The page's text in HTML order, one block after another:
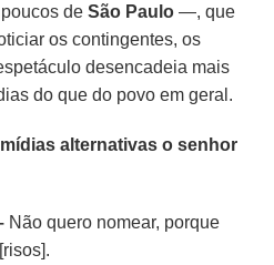
deSão Paulo —, que
os contingentes, os
desencadeia mais
do que do povo em geral.
mídias alternativas o senhor
Não quero nomear, porque